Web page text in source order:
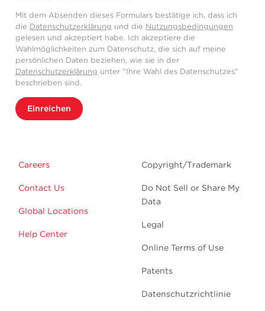
Mit dem Absenden dieses Formulars bestätige ich, dass ich
die Datenschutzerklärung und die Nutzungsbedingungen
gelesen und akzeptiert habe. Ich akzeptiere die
Wahlmöglichkeiten zum Datenschutz, die sich auf meine
persönlichen Daten beziehen, wie sie in der
Datenschutzerklärung unter "Ihre Wahl des Datenschutzes"
beschrieben sind.
Einreichen
Careers
Contact Us
Global Locations
Help Center
Copyright/Trademark
Do Not Sell or Share My
Data
Legal
Online Terms of Use
Patents
Datenschutzrichtlinie